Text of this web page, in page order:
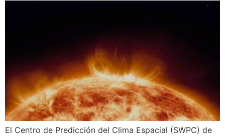
El Centro de Predicción del Clima Espacial (SWPC) de